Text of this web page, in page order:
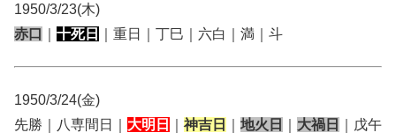
1950/3/23(木)
赤口
十死日 ｜重日｜丁巳｜六白｜満｜斗
1950/3/24(金)
先勝｜八専間日｜ 大明日 神吉日 地火日 大禍日
｜戊午